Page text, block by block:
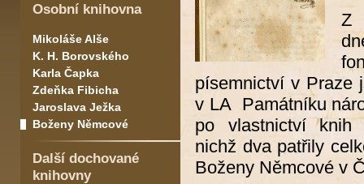
Osobní knihovna
Mikoláše Alše
K. H. Borovského
Karla Čapka
Zdeňka Fibicha
Jaroslava Ježka
Boženy Němcové
Další dochované
knihovny
Z
písemnictví v Praze
v LA Památníku
po vlastnictví knih
nichž dva patřily
Boženy Němcové v